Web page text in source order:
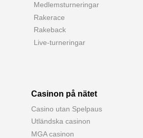
Medlemsturneringar
Rakerace
Rakeback
Live-turneringar
Casinon på nätet
Casino utan Spelpaus
Utländska casinon
MGA casinon